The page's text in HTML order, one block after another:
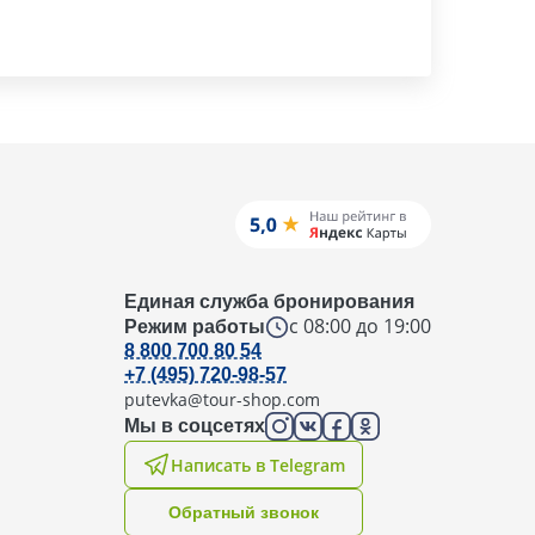
Единая служба бронирования
Режим работы
с 08:00 до 19:00
8 800 700 80 54
+7 (495) 720-98-57
putevka@tour-shop.com
Мы в соцсетях
Написать в Telegram
Oбратный звонок